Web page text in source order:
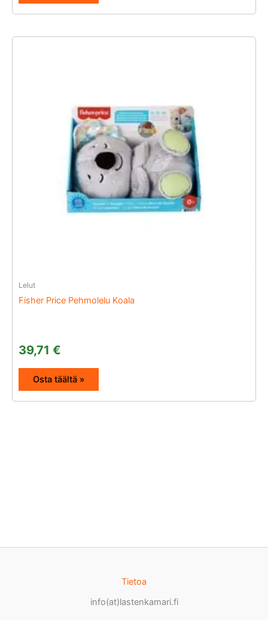
Lelut
Fisher Price Pehmolelu Koala
39,71 €
Osta täältä »
Tietoa
info(at)lastenkamari.fi